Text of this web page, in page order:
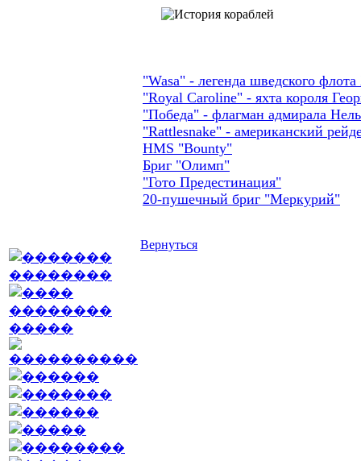
"Wasa" - легенда шведского
"Royal Caroline" - яхта короля
"Победа" - флагман адмирала
"Rattlesnake" - американский
HMS "Bounty"
Бриг "Олимп"
"Гото Предестинация"
20-пушечный бриг "Меркурий"
Вернуться